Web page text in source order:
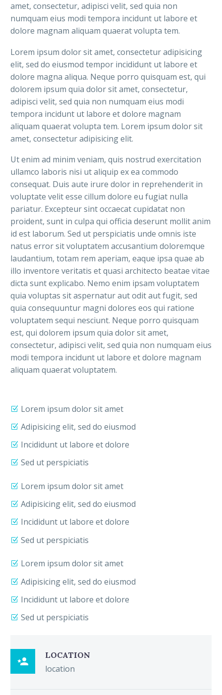
amet, consectetur, adipisci velit, sed quia non
numquam eius modi tempora incidunt ut labore et
dolore magnam aliquam quaerat volupta tem.
Lorem ipsum dolor sit amet, consectetur adipisicing
elit, sed do eiusmod tempor incididunt ut labore et
dolore magna aliqua. Neque porro quisquam est, qui
dolorem ipsum quia dolor sit amet, consectetur,
adipisci velit, sed quia non numquam eius modi
tempora incidunt ut labore et dolore magnam
aliquam quaerat volupta tem. Lorem ipsum dolor sit
amet, consectetur adipisicing elit.
Ut enim ad minim veniam, quis nostrud exercitation
ullamco laboris nisi ut aliquip ex ea commodo
consequat. Duis aute irure dolor in reprehenderit in
voluptate velit esse cillum dolore eu fugiat nulla
pariatur. Excepteur sint occaecat cupidatat non
proident, sunt in culpa qui officia deserunt mollit anim
id est laborum. Sed ut perspiciatis unde omnis iste
natus error sit voluptatem accusantium doloremque
laudantium, totam rem aperiam, eaque ipsa quae ab
illo inventore veritatis et quasi architecto beatae vitae
dicta sunt explicabo. Nemo enim ipsam voluptatem
quia voluptas sit aspernatur aut odit aut fugit, sed
quia consequuntur magni dolores eos qui ratione
voluptatem sequi nesciunt. Neque porro quisquam
est, qui dolorem ipsum quia dolor sit amet,
consectetur, adipisci velit, sed quia non numquam eius
modi tempora incidunt ut labore et dolore magnam
aliquam quaerat voluptatem.
Lorem ipsum dolor sit amet
Adipisicing elit, sed do eiusmod
Incididunt ut labore et dolore
Sed ut perspiciatis
Lorem ipsum dolor sit amet
Adipisicing elit, sed do eiusmod
Incididunt ut labore et dolore
Sed ut perspiciatis
Lorem ipsum dolor sit amet
Adipisicing elit, sed do eiusmod
Incididunt ut labore et dolore
Sed ut perspiciatis

LOCATION
location